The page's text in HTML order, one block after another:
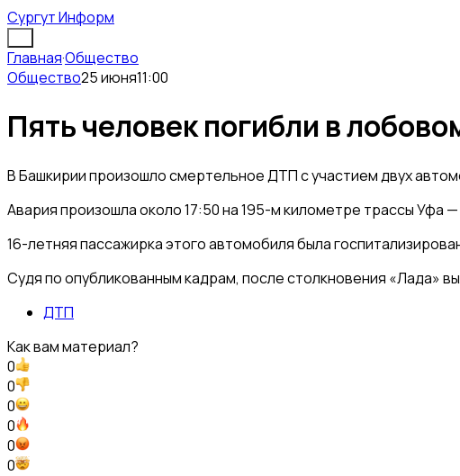
Сургут Информ
Главная·Общество
Общество25 июня11:00
Пять человек погибли в
В Башкирии произошло смертельное ДТП с участием двух
Авария произошла около 17:50 на 195-м километре трассы Уфа
16-летняя пассажирка этого автомобиля была
Судя по опубликованным кадрам, после столкновения «Лада»
ДТП
Как вам материал?
0
0
0
0
0
0